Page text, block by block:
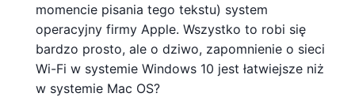
momencie pisania tego tekstu) system
operacyjny firmy Apple. Wszystko to robi się
bardzo prosto, ale o dziwo, zapomnienie o sieci
Wi-Fi w systemie Windows 10 jest łatwiejsze niż
w systemie Mac OS?